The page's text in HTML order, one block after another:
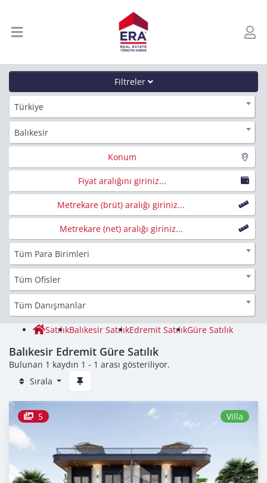
Filtreler
Türkiye
Balıkesir
Konum
Fiyat aralığını giriniz...
Metrekare (brüt) aralığı giriniz...
Metrekare (net) aralığı giriniz...
Tüm Para Birimleri
Tüm Ofisler
Tüm Danışmanlar
SatılıkBalıkesir SatılıkEdremit SatılıkGüre Satılık
Balıkesir Edremit Güre Satılık
Bulunan 1 kaydın 1 - 1 arası gösteriliyor.
Sırala
5 Villa